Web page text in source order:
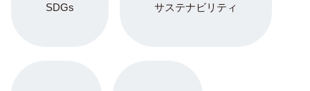
SDGs サステナビリティ